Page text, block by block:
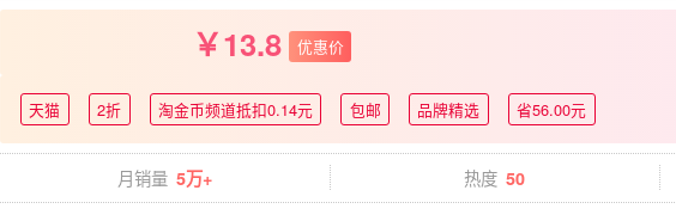
13.8 优惠价
天猫 2折 淘金币频道抵扣0.14元 包邮 品牌精选 省56.00元
月销量 5万+ 热度 50